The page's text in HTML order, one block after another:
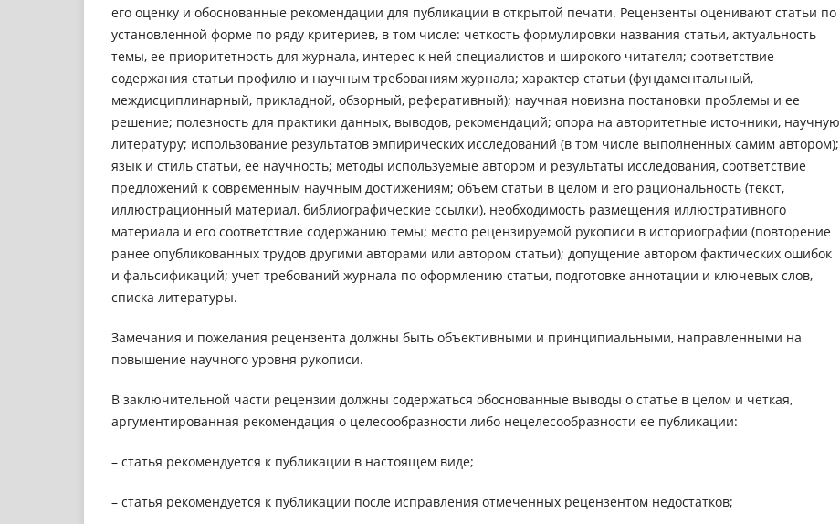
его оценку и обоснованные рекомендации для публикации в открытой печати. Рецензенты оценивают статьи по
установленной форме по ряду критериев, в том числе: четкость формулировки названия статьи, актуальность
темы, ее приоритетность для журнала, интерес к ней специалистов и широкого читателя; соответствие
содержания статьи профилю и научным требованиям журнала; характер статьи (фундаментальный,
междисциплинарный, прикладной, обзорный, реферативный); научная новизна постановки проблемы и ее
решение; полезность для практики данных, выводов, рекомендаций; опора на авторитетные источники, научную
литературу; использование результатов эмпирических исследований (в том числе выполненных самим автором);
язык и стиль статьи, ее научность; методы используемые автором и результаты исследования, соответствие
предложений к современным научным достижениям; объем статьи в целом и его рациональность (текст,
иллюстрационный материал, библиографические ссылки), необходимость размещения иллюстративного
материала и его соответствие содержанию темы; место рецензируемой рукописи в историографии (повторение
ранее опубликованных трудов другими авторами или автором статьи); допущение автором фактических ошибок
и фальсификаций; учет требований журнала по оформлению статьи, подготовке аннотации и ключевых слов,
списка литературы.
Замечания и пожелания рецензента должны быть объективными и принципиальными, направленными на
повышение научного уровня рукописи.
В заключительной части рецензии должны содержаться обоснованные выводы о статье в целом и четкая,
аргументированная рекомендация о целесообразности либо нецелесообразности ее публикации:
– статья рекомендуется к публикации в настоящем виде;
– статья рекомендуется к публикации после исправления отмеченных рецензентом недостатков;